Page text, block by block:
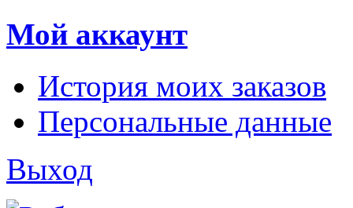
Мой аккаунт
История моих заказов
Персональные данные
Выход